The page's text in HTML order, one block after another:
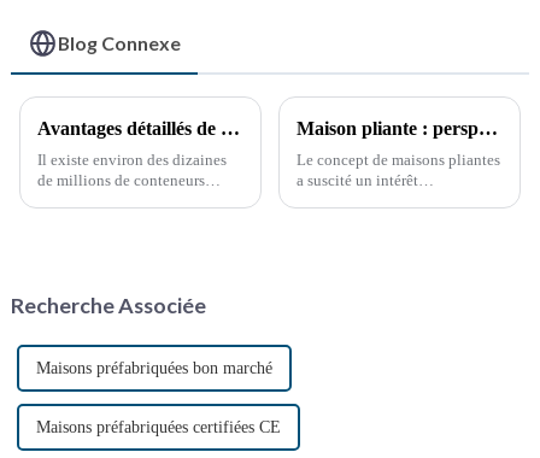
Blog Connexe
Avantages détaillés de la modification des conteneurs
Il existe environ des dizaines
de millions de conteneurs
notamment grâce à la
Maison pliante : perspectives de développement futur
Le concept de maisons pliantes
a suscité un intérêt
Recherche Associée
Maisons préfabriquées bon marché
Maisons préfabriquées certifiées CE